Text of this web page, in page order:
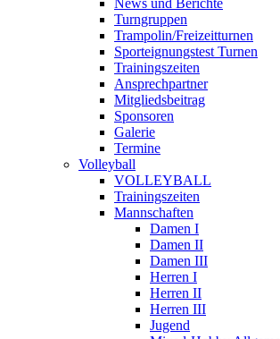
News und Berichte
Turngruppen
Trampolin/Freizeitturnen
Sporteignungstest Turnen
Trainingszeiten
Ansprechpartner
Mitgliedsbeitrag
Sponsoren
Galerie
Termine
Volleyball
VOLLEYBALL
Trainingszeiten
Mannschaften
Damen I
Damen II
Damen III
Herren I
Herren II
Herren III
Jugend